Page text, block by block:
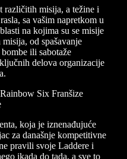
različitih misija, a težine i
sa vašim napretkom u
na kojima su se misije
od spašavanje
ili sabotaže
delova organizacije
koja je iznenađujuće
za današnje kompetitivne
pravili svoje Laddere i
ikada do tada, a sve to